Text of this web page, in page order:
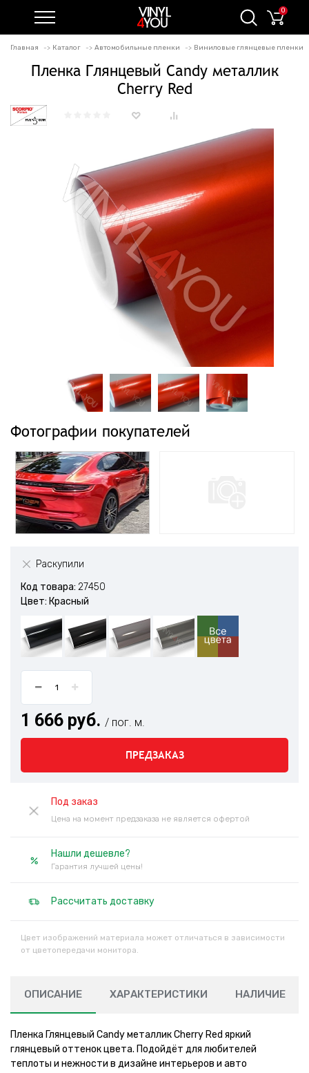
0
Главная Каталог Автомобильные пленки Виниловые глянцевые пленки
Пленка Глянцевый Candy металлик
Cherry Red
Фотографии покупателей
Раскупили
Код товара: 27450
Цвет: Красный
1 666 руб. / пог. м.
ПРЕДЗАКАЗ
Под заказ
Цена на момент предзаказа не является офертой
Нашли дешевле?
Гарантия лучшей цены!
Рассчитать доставку
Цвет изображений материала может отличаться в зависимости
от цветопередачи монитора.
ОПИСАНИЕ ХАРАКТЕРИСТИКИ НАЛИЧИЕ
Пленка Глянцевый Candy металлик Cherry Red яркий
глянцевый оттенок цвета. Подойдёт для любителей
теплоты и нежности в дизайне интерьеров и авто